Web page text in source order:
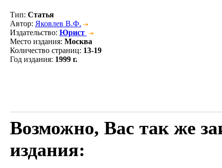
Тип: Статья
Автор: Яковлев В.Ф.
Издательство: Юрист
Место издания: Москва
Количество страниц: 13-19
Год издания: 1999 г.
Возможно, Вас так же
издания: